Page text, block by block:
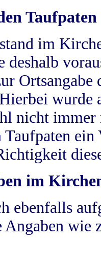
Taufpaten
im
wurde
nicht
im
ebenfalls
wie